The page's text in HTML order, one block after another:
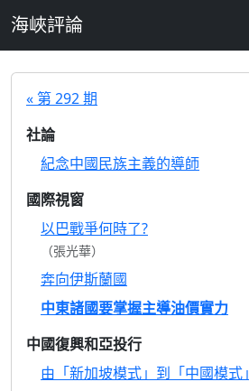
海峽評論
« 第 292 期
社論
紀念中國民族主義的導師
國際視窗
以巴戰爭何時了?
（張光華）
奔向伊斯蘭國
中東諸國要掌握主導油價實力
中國復興和亞投行
由「新加坡模式」到「中國模式」